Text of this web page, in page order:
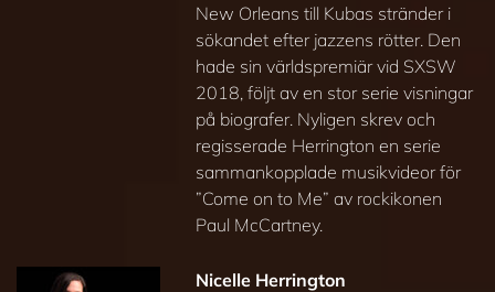
New Orleans till Kubas stränder i
sökandet efter jazzens rötter. Den
hade sin världspremiär vid SXSW
2018, följt av en stor serie visningar
på biografer. Nyligen skrev och
regisserade Herrington en serie
sammankopplade musikvideor för
”Come on to Me” av rockikonen
Paul McCartney.
Nicelle Herrington